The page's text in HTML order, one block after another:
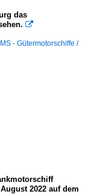
das

- Gütermotorschiffe /
2022 auf dem